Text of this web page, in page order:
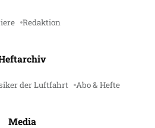
Redaktion
der Luftfahrt Abo & Hefte
Media